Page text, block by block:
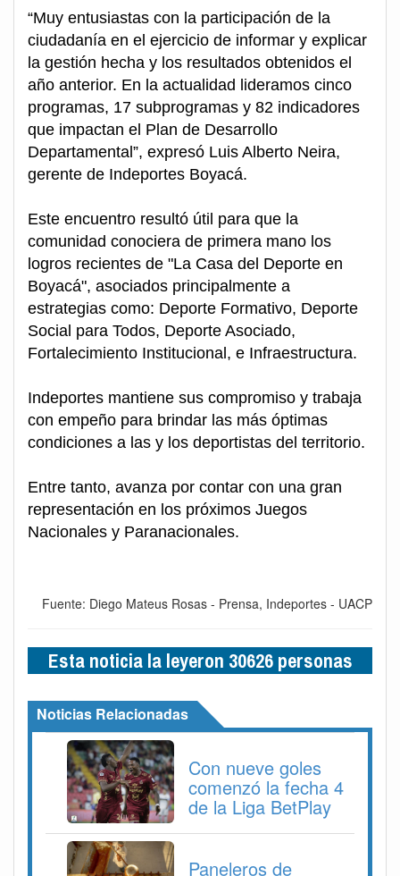
“Muy entusiastas con la participación de la
ciudadanía en el ejercicio de informar y explicar
la gestión hecha y los resultados obtenidos el
año anterior. En la actualidad lideramos cinco
programas, 17 subprogramas y 82 indicadores
que impactan el Plan de Desarrollo
Departamental”, expresó Luis Alberto Neira,
gerente de Indeportes Boyacá.
Este encuentro resultó útil para que la
comunidad conociera de primera mano los
logros recientes de "La Casa del Deporte en
Boyacá", asociados principalmente a
estrategias como: Deporte Formativo, Deporte
Social para Todos, Deporte Asociado,
Fortalecimiento Institucional, e Infraestructura.
Indeportes mantiene sus compromiso y trabaja
con empeño para brindar las más óptimas
condiciones a las y los deportistas del territorio.
Entre tanto, avanza por contar con una gran
representación en los próximos Juegos
Nacionales y Paranacionales.
Fuente: Diego Mateus Rosas - Prensa, Indeportes - UACP
Esta noticia la leyeron 30626 personas
Noticias Relacionadas
Con nueve goles
comenzó la fecha 4
de la Liga BetPlay
Paneleros de